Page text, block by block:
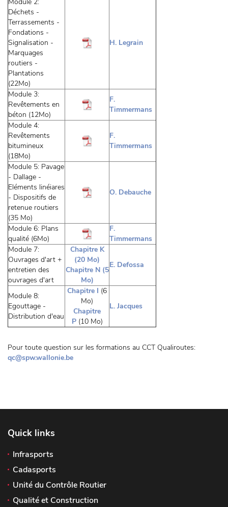
Déchets -
Terrassements -
Fondations -
Signalisation -
Marquages
routiers -
Plantations
(22Mo)
H. Legrain
Module 3:
Revêtements en
béton (12Mo)
F.
Timmermans
Module 4:
Revêtements
bitumineux
(18Mo)
F.
Timmermans
Module 5: Pavage
- Dallage -
Eléments linéiares
- Dispositifs de
retenue routiers
(35 Mo)
O. Debauche
Module 6: Plans
qualité (6Mo)
F.
Timmermans
Module 7:
Ouvrages d'art +
entretien des
ouvrages d'art
Chapitre K
(20 Mo)
Chapitre N (5
Mo)
E. Defossa
Module 8:
Egouttage -
Distribution d'eau
Chapitre I (6
Mo)
Chapitre
P(10 Mo)
L. Jacques
Pour toute question sur les formations au CCT Qualiroutes:
qc@spw.wallonie.be
Quick links
Infrasports
Cadasports
Unité du Contrôle Routier
Qualité et Construction